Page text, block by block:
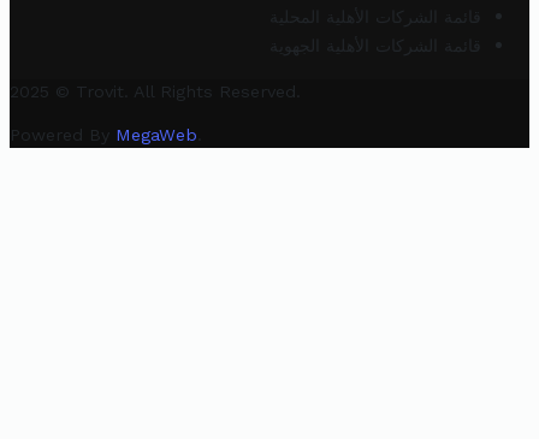
قائمة الشركات الأهلية المحلية
قائمة الشركات الأهلية الجهوية
2025 © Trovit. All Rights Reserved.
Powered By MegaWeb